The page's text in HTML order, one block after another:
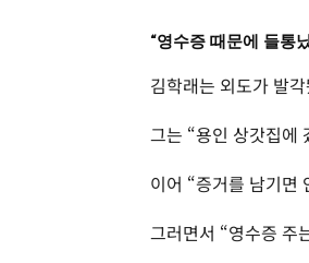
“영수증 때문에 들통
김학래는 외도가 발
그는 “용인 상갓집에
이어 “증거를 남기면
그러면서 “영수증 주